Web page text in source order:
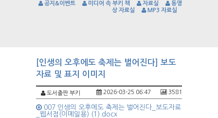
공지&이벤트 미디어 속 부키 책 자료실
동영
상 자료실
MP3 자료실
[인생의 오후에도 축제는 벌어진다] 보도
자료 및 표지 이미지
도서출판 부키 3581
2026-03-25 06:47
007 인생의 오후에도 축제는 벌어진다_보도자료
_웹서점(이메일용) (1).docx